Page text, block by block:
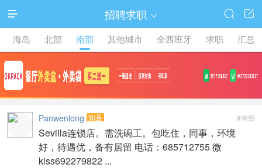
 招聘求职  

海岛 北部 南部 其他城市 全西班牙 求职 汇总
#南部
Panwenlong 知县
Sevilla连锁店。需洗碗工。包吃住，同事，环境
好，待遇优，备有居留 电话：685712755 微
kiss692279822 ...